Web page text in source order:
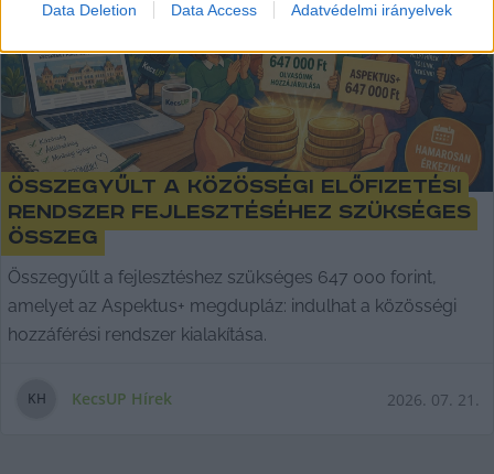
Data Deletion Data Access Adatvédelmi irányelvek
Összegyűlt a közösségi előfizetési
rendszer fejlesztéséhez szükséges
összeg
Összegyűlt a fejlesztéshez szükséges 647 000 forint,
amelyet az Aspektus+ megdupláz: indulhat a közösségi
hozzáférési rendszer kialakítása.
KH KecsUP Hírek 2026. 07. 21.